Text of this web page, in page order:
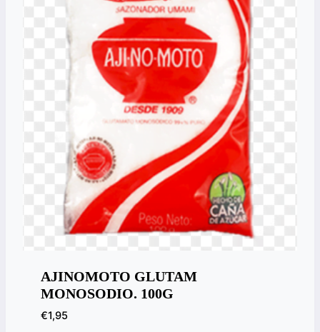
AJINOMOTO GLUTAM
MONOSODIO. 100G
€1,95